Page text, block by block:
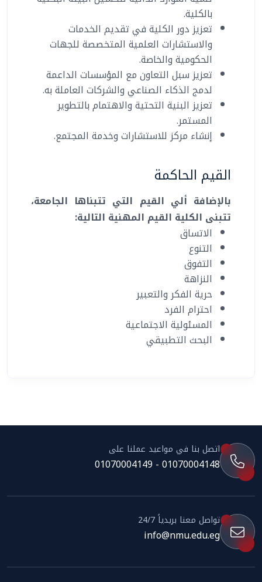
بالكلية.
تعزيز دور الكلية في تقديم الخدمات
والاستشارات العلمية المتخصصة للجهات
الحكومية والخاصة.
تعزيز سبل التعاون مع المؤسسات الداعمة
لدمج الذكاء الصناعي والشركات العاملة به.
تعزيز البنية التحتية والاهتمام بالتطوير
المستمر.
إنشاء مركز للاستشارات وخدمة المجتمع.
القيم الحاكمة
بالإضافة ألي القيم التي تتبناها الجامعة،
تتبنى الكلية القيم المهنية التالية:
الاتساق
التنوع
التفوق
النزاهة
حرية الفكر والتعبير
احترام الفرد
المسئولية الاجتماعية
البحث التطبيقي
اتصل بنا في مواعيد عملنا على
01070004148 - 01070004149
تواصل معنا بريدياً 24/7
info@nmu.edu.eg